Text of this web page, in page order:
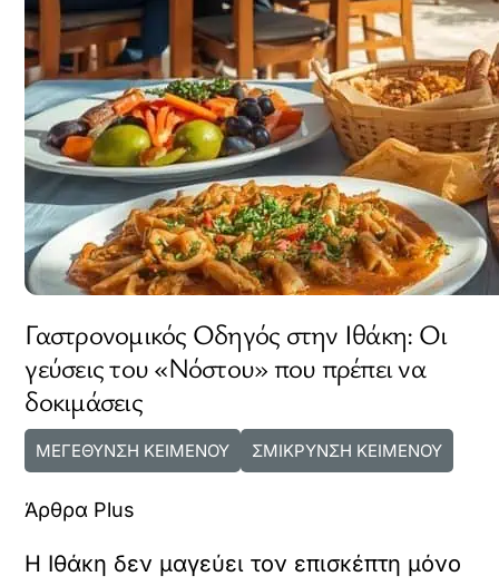
Γαστρονομικός Οδηγός στην Ιθάκη: Οι
γεύσεις του «Νόστου» που πρέπει να
δοκιμάσεις
ΜΕΓΕΘΥΝΣΗ ΚΕΙΜΕΝΟΥ ΣΜΙΚΡΥΝΣΗ ΚΕΙΜΕΝΟΥ
Άρθρα Plus
Η Ιθάκη δεν μαγεύει τον επισκέπτη μόνο